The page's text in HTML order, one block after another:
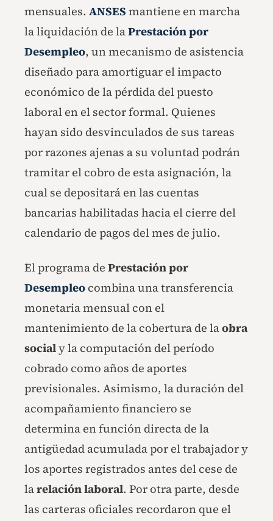
mensuales. ANSES mantiene en marcha
la liquidación de laPrestación por
Desempleo, un mecanismo de asistencia
diseñado para amortiguar el impacto
económico de la pérdida del puesto
laboral en el sector formal. Quienes
hayan sido desvinculados de sus tareas
por razones ajenas a su voluntad podrán
tramitar el cobro de esta asignación, la
cual se depositará en las cuentas
bancarias habilitadas hacia el cierre del
calendario de pagos del mes de julio.
El programa de Prestación por
Desempleo combina una transferencia
monetaria mensual con el
mantenimiento de la cobertura de laobra
socialy la computación del período
cobrado como años de aportes
previsionales. Asimismo, la duración del
acompañamiento financiero se
determina en función directa de la
antigüedad acumulada por el trabajador y
los aportes registrados antes del cese de
larelación laboral. Por otra parte, desde
las carteras oficiales recordaron que el